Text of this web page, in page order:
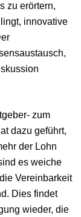
zu erörtern,
innovative
zum
dazu geführt,
der Lohn
es weiche
Vereinbarkeit
Dies findet
wieder, die